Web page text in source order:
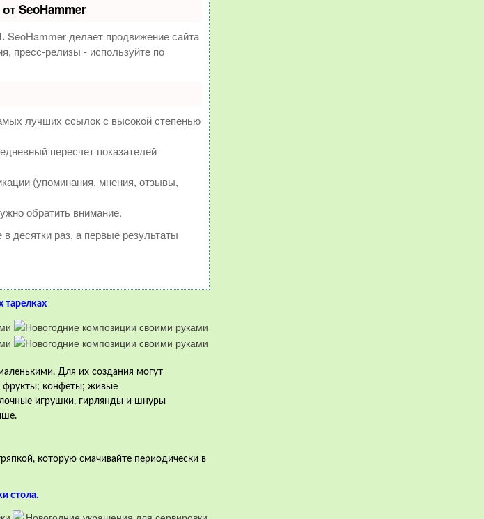
SeoHammer
SeoHammer делает продвижение сайта
пресс-релизы - используйте по
лучших ссылок с высокой степенью
пересчет показателей
(упоминания, мнения, отзывы,
обратить внимание.
десятки раз, а первые результаты
тарелках
Для их создания могут
фрукты; конфеты; живые
игрушки, гирлянды и шнуры
которую смачивайте периодически в
стола.